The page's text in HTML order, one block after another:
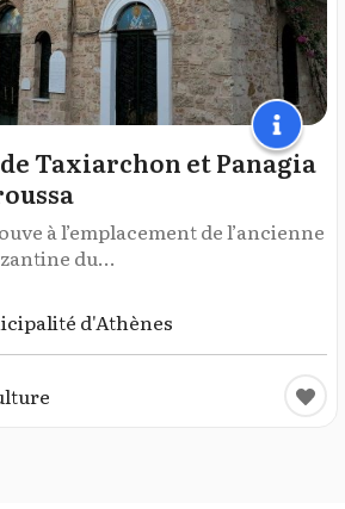
Taxiarchon et Panagia
à l’emplacement de l’ancienne
du...
d'Athènes